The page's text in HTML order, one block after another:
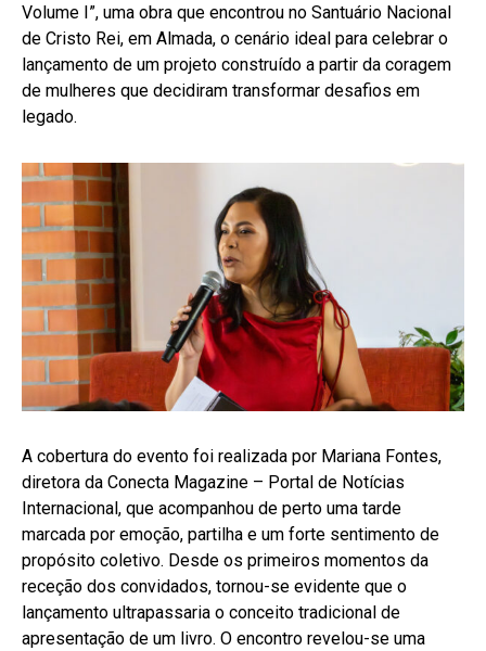
Volume I”, uma obra que encontrou no Santuário Nacional
de Cristo Rei, em Almada, o cenário ideal para celebrar o
lançamento de um projeto construído a partir da coragem
de mulheres que decidiram transformar desafios em
legado.
A cobertura do evento foi realizada por Mariana Fontes,
diretora da Conecta Magazine – Portal de Notícias
Internacional, que acompanhou de perto uma tarde
marcada por emoção, partilha e um forte sentimento de
propósito coletivo. Desde os primeiros momentos da
receção dos convidados, tornou-se evidente que o
lançamento ultrapassaria o conceito tradicional de
apresentação de um livro. O encontro revelou-se uma